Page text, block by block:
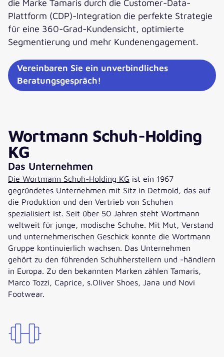
die Marke Tamaris durch die Customer-Data-
Plattform (CDP)-Integration die perfekte Strategie
für eine 360-Grad-Kundensicht, optimierte
Segmentierung und mehr Kundenengagement.
Vereinbaren Sie ein unverbindliches
Beratungsgespräch!
Wortmann Schuh-Holding
KG
Das Unternehmen
Die Wortmann Schuh-Holding KG ist ein 1967
gegründetes Unternehmen mit Sitz in Detmold, das auf
die Produktion und den Vertrieb von Schuhen
spezialisiert ist. Seit über 50 Jahren steht Wortmann
weltweit für junge, modische Schuhe. Mit Mut, Verstand
und unternehmerischen Geschick konnte die Wortmann
Gruppe kontinuierlich wachsen. Das Unternehmen
gehört zu den führenden Schuhherstellern und -händlern
in Europa. Zu den bekannten Marken zählen Tamaris,
Marco Tozzi, Caprice, s.Oliver Shoes, Jana und Novi
Footwear.